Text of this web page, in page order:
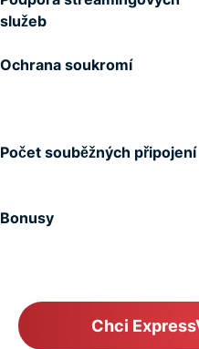
služeb
Ochrana soukromí
Počet souběžných připojení
Bonusy
Chci